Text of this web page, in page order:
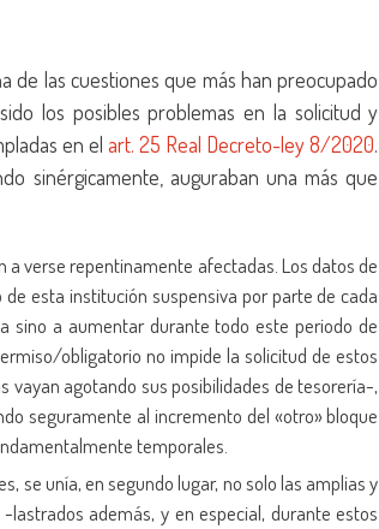
de las cuestiones que más han preocupado
los posibles problemas en la solicitud y
en el art. 25 Real Decreto-ley 8/2020.
sinérgicamente, auguraban una más que
a verse repentinamente afectadas. Los datos de
esta institución suspensiva por parte de cada
sino a aumentar durante todo este periodo de
obligatorio no impide la solicitud de estos
vayan agotando sus posibilidades de tesorería-,
seguramente al incremento del «otro» bloque
temporales.
se unía, en segundo lugar, no solo las amplias y
además, y en especial, durante estos